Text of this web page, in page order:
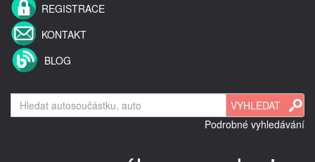
REGISTRACE
KONTAKT
BLOG
Podrobné vyhledávání